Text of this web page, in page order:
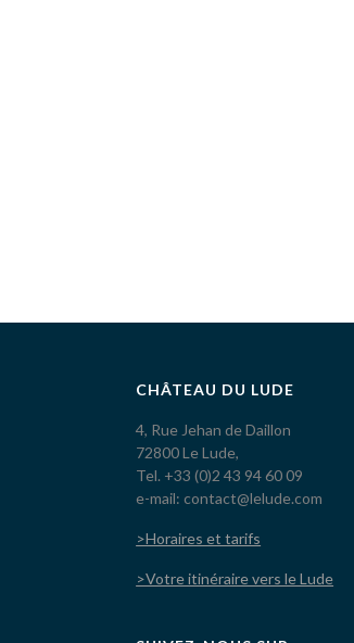
CHÂTEAU DU LUDE
4, Rue Jehan de Daillon
72800 Le Lude,
Tel. +33 (0)2 43 94 60 09
e-mail: contact@lelude.com
>Horaires et tarifs
>Votre itinéraire vers le Lude